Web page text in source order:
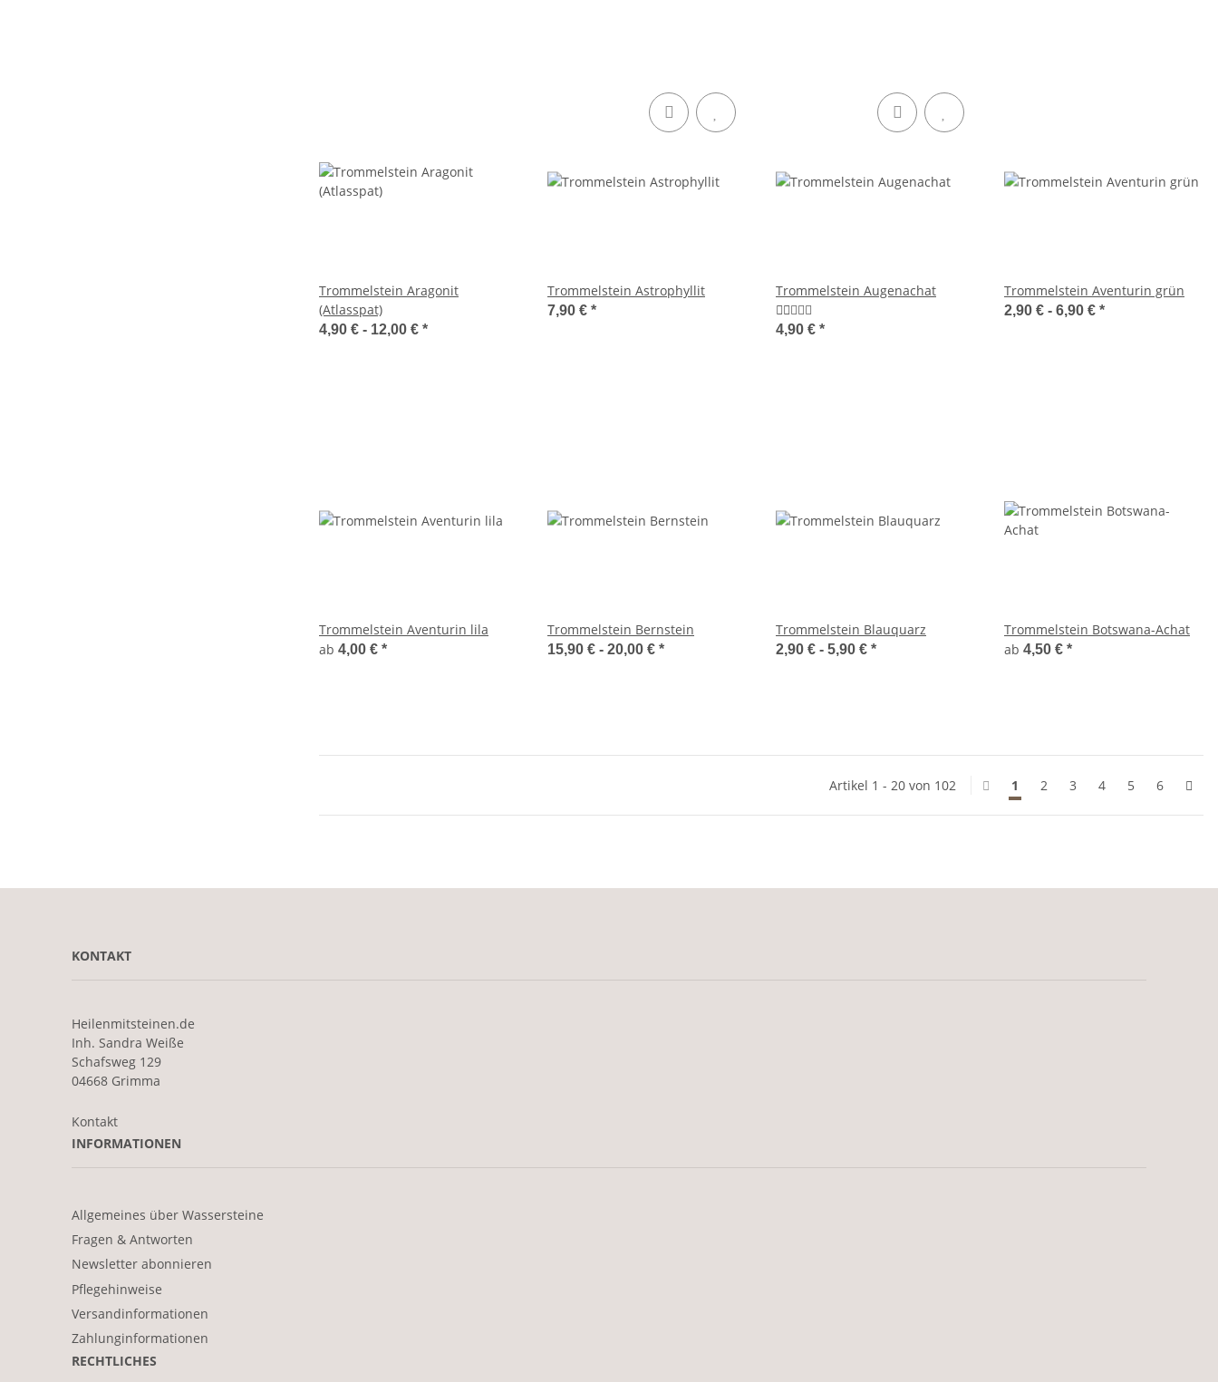
Trommelstein Aragonit
(Atlasspat)
4,90 € - 12,00 € *
Trommelstein Astrophyllit
7,90 € *
Trommelstein Augenachat
4,90 € *
Trommelstein Aventurin grün
2,90 € - 6,90 € *
Trommelstein Aventurin lila
ab 4,00 € *
Trommelstein Bernstein
15,90 € - 20,00 € *
Trommelstein Blauquarz
2,90 € - 5,90 € *
Trommelstein Botswana-Achat
ab 4,50 € *
Artikel 1 - 20 von 102 1 2 3 4 5 6
KONTAKT
Heilenmitsteinen.de
Inh. Sandra Weiße
Schafsweg 129
04668 Grimma
Kontakt
INFORMATIONEN
Allgemeines über Wassersteine
Fragen & Antworten
Newsletter abonnieren
Pflegehinweise
Versandinformationen
Zahlunginformationen
RECHTLICHES